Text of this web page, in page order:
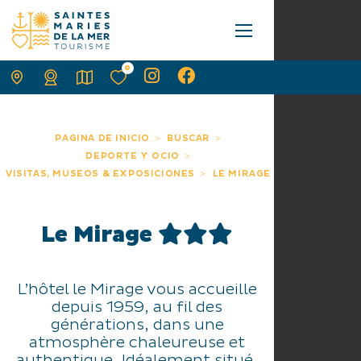
PAGINA DE INICIO
BUSCAR
DEPORTE Y OCIO
VISITAS, MUSEOS & EXPOSICIONES
LE MIRAGE
Le Mirage
L’hôtel le Mirage vous accueille
depuis 1959, au fil des
générations, dans une
atmosphère chaleureuse et
0